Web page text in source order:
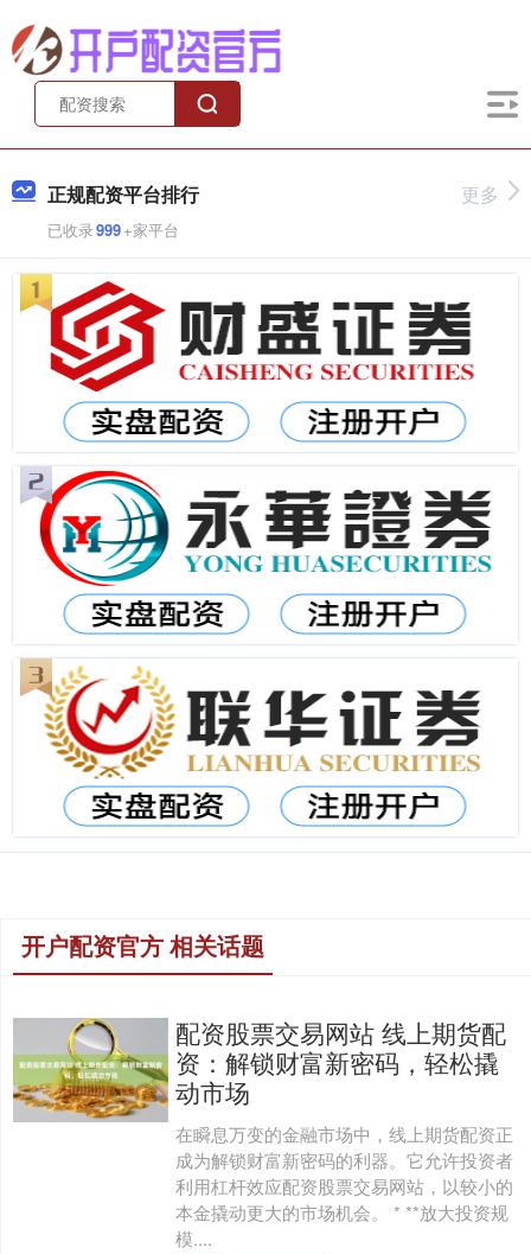
正规配资平台排行
已收录999+家平台
更多
开户配资官方 相关话题
配资股票交易网站 线上期货配
资：解锁财富新密码，轻松撬
动市场
在瞬息万变的金融市场中，线上期货配资正
成为解锁财富新密码的利器。它允许投资者
利用杠杆效应配资股票交易网站，以较小的
本金撬动更大的市场机会。 * **放大投资规
模....